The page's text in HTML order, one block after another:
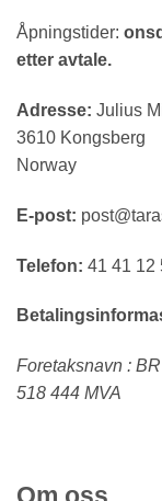
Åpningstider:
etter avtale.
Adresse: Julius
3610 Kongsberg
Norway
E-post:
Telefon: 41 41 12
Foretaksnavn :
518 444 MVA